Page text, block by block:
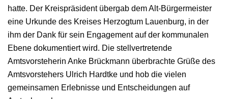
hatte. Der Kreispräsident übergab dem Alt-Bürgermeister
eine Urkunde des Kreises Herzogtum Lauenburg, in der
ihm der Dank für sein Engagement auf der kommunalen
Ebene dokumentiert wird. Die stellvertretende
Amtsvorsteherin Anke Brückmann überbrachte Grüße des
Amtsvorstehers Ulrich Hardtke und hob die vielen
gemeinsamen Erlebnisse und Entscheidungen auf